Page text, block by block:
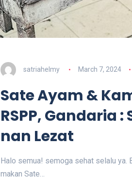
satriahelmy March 7, 2024
Sate Ayam &
RSPP, Gandaria
nan Lezat
Halo semua! semoga sehat selalu ya.
makan Sate…